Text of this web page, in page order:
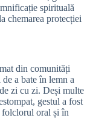
spirituală
chemarea protecției
din comunități
a bate în lemn a
zi cu zi. Deși multe
gestul a fost
folclorul oral și în